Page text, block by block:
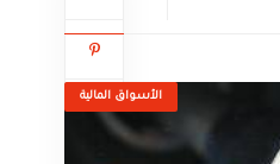
الأسواق المالية